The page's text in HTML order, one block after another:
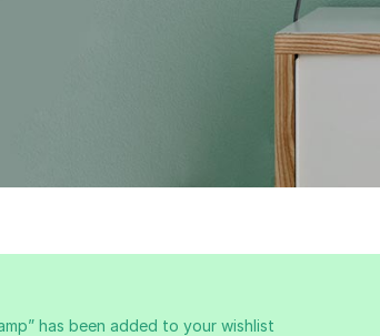
has been added to your wishlist